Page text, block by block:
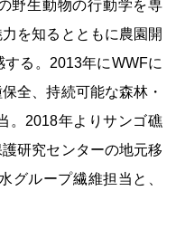
野生動物の行動学を専
を知るとともに農園開
る。2013年にWWFに
全、持続可能な森林・
。2018年よりサンゴ礁
研究センターの地元移
グループ繊維担当と、